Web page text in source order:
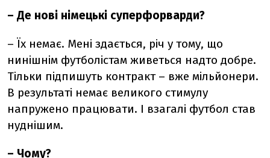
– Де нові німецькі суперфорварди?
– Їх немає. Мені здається, річ у тому, що
нинішнім футболістам живеться надто добре.
Тільки підпишуть контракт – вже мільйонери.
В результаті немає великого стимулу
напружено працювати. І взагалі футбол став
нуднішим.
– Чому?